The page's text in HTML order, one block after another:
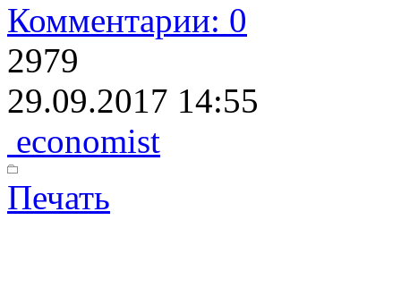
Комментарии: 0
2979
29.09.2017 14:55
economist
Печать